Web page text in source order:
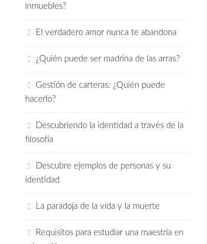
inmuebles?
El verdadero amor nunca te abandona
¿Quién puede ser madrina de las arras?
Gestión de carteras: ¿Quién puede
hacerlo?
Descubriendo la identidad a través de la
filosofía
Descubre ejemplos de personas y su
identidad
La paradoja de la vida y la muerte
Requisitos para estudiar una maestría en